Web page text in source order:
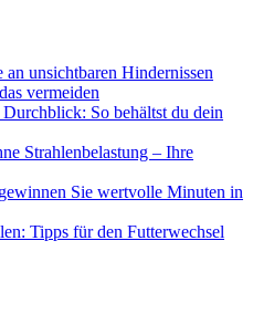
unsichtbaren Hindernissen
vermeiden
So behältst du dein
Strahlenbelastung – Ihre
Sie wertvolle Minuten in
Tipps für den Futterwechsel